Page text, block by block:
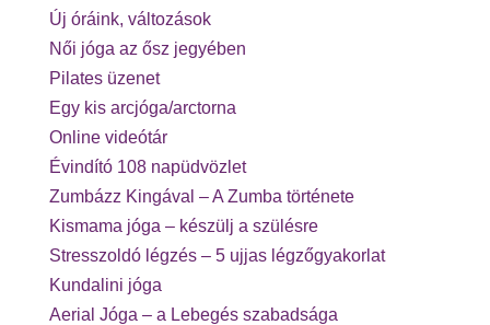
Új óráink, változások
Női jóga az ősz jegyében
Pilates üzenet
Egy kis arcjóga/arctorna
Online videótár
Évindító 108 napüdvözlet
Zumbázz Kingával – A Zumba története
Kismama jóga – készülj a szülésre
Stresszoldó légzés – 5 ujjas légzőgyakorlat
Kundalini jóga
Aerial Jóga – a Lebegés szabadsága